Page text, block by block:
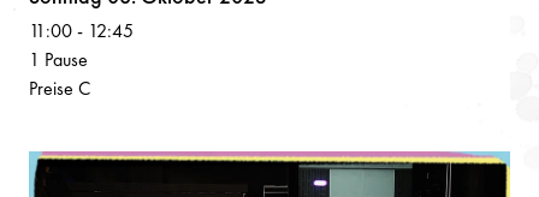
11:00- 12:45
1 Pause
Preise C